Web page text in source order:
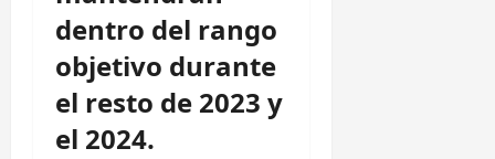
dentro del rango
objetivo durante
el resto de 2023 y
el 2024.